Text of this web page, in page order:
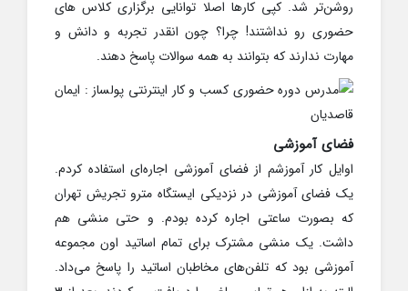
روشن‌تر شد. کپی کارها اصلا توانایی برگزاری کلاس های
حضوری رو نداشتند! چرا؟ چون انقدر تجربه و دانش و
مهارت ندارند که بتوانند به همه سوالات پاسخ دهند.
فضای آموزشی
اوایل کار آموزشم از فضای آموزشی اجاره‌ای استفاده کردم.
یک فضای آموزشی در نزدیکی ایستگاه مترو تجریش تهران
که بصورت ساعتی اجاره کرده بودم. و حتی منشی هم
داشت. یک منشی مشترک برای تمام اساتید اون مجموعه
آموزشی بود که تلفن‌های مخاطبان اساتید را پاسخ می‌داد.